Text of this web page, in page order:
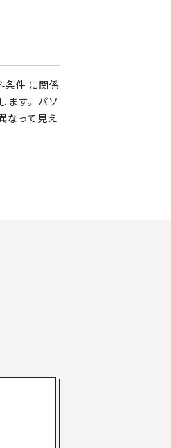
条件 に関係
ます。パソ
なって見え